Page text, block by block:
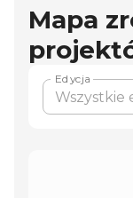
Mapa
Edycja
Wszystkie